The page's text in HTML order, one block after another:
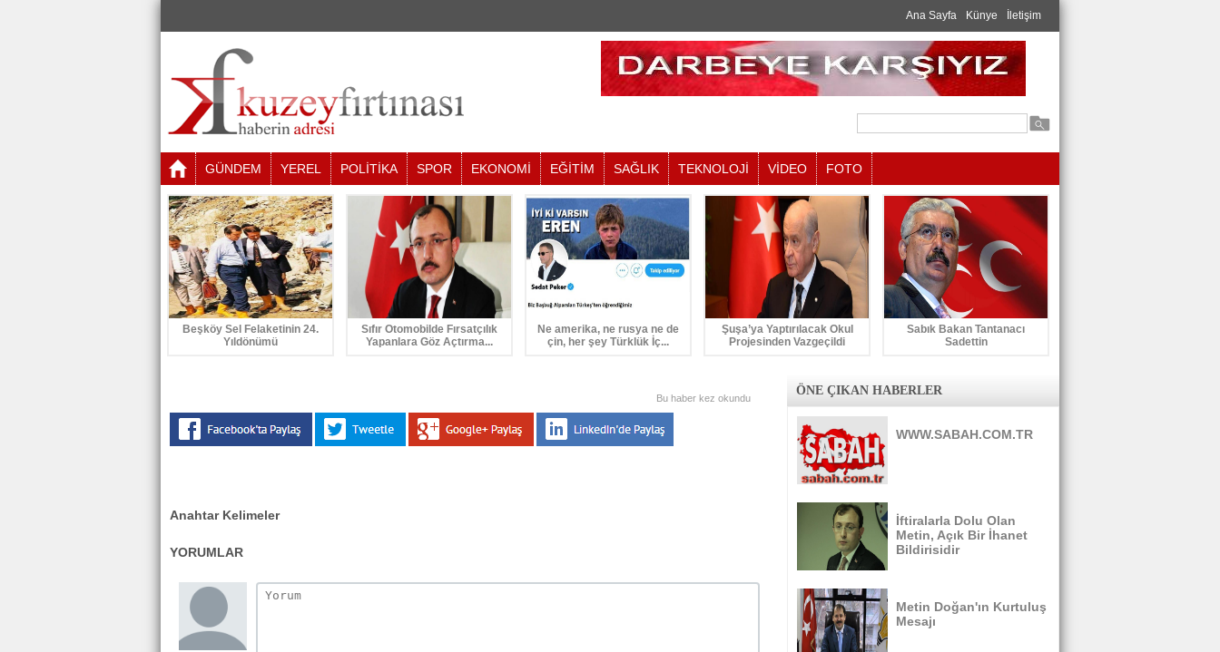
Ana Sayfa Künye İletişim
GÜNDEM YEREL POLİTİKA SPOR EKONOMİ EĞİTİM SAĞLIK TEKNOLOJİ VİDEO FOTO
Beşköy Sel Felaketinin 24.
Yıldönümü
Sıfır Otomobilde Fırsatçılık
Yapanlara Göz Açtırma...
Ne amerika, ne rusya ne de
çin, her şey Türklük İç...
Şuşa’ya Yaptırılacak Okul
Projesinden Vazgeçildi
Sabık Bakan Tantanacı
Sadettin
Bu haber kez okundu
Anahtar Kelimeler
YORUMLAR
ÖNE ÇIKAN HABERLER
WWW.SABAH.COM.TR
İftiralarla Dolu Olan
Metin, Açık Bir İhanet
Bildirisidir
Metin Doğan'ın Kurtuluş
Mesajı